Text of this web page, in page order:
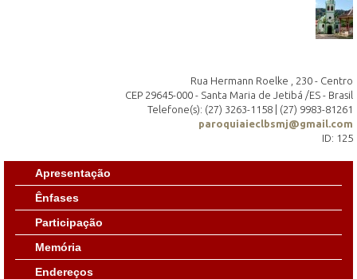
Rua Hermann Roelke , 230 - Centro
CEP 29645-000 - Santa Maria de Jetibá /ES - Brasil
Telefone(s): (27) 3263-1158 | (27) 9983-81261
paroquiaieclbsmj@gmail.com
ID: 125
Apresentação
Ênfases
Participação
Memória
Endereços